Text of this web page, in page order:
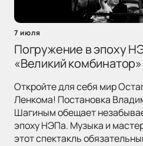
7 июля
Погружение в эпоху
«Великий
Откройте для себя мир
Ленкома! Постановка
Шагиным обещает
эпоху НЭПа. Музыка и
этот спектакль